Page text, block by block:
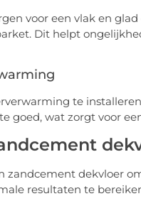
voor een vlak en
Dit helpt
te
goed, wat zorgt voor
zandcement dekvloer
resultaten te